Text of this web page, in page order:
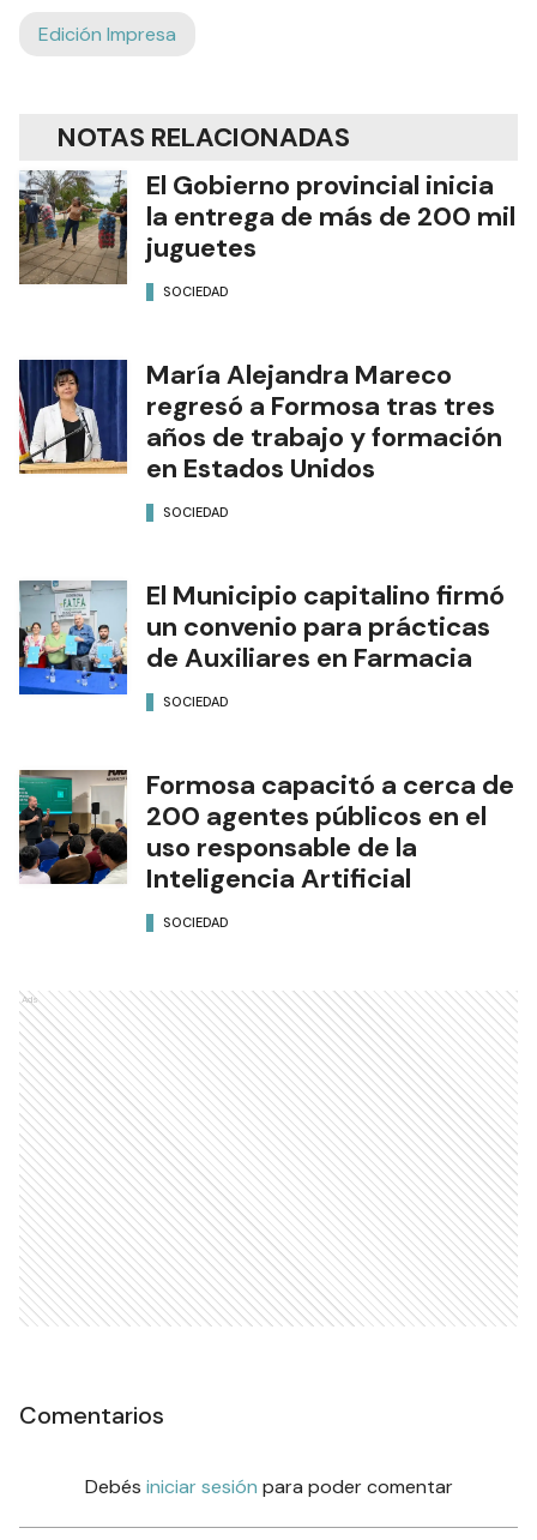
Edición Impresa
NOTAS RELACIONADAS
El Gobierno provincial inicia
la entrega de más de 200 mil
juguetes
SOCIEDAD
María Alejandra Mareco
regresó a Formosa tras tres
años de trabajo y formación
en Estados Unidos
SOCIEDAD
El Municipio capitalino firmó
un convenio para prácticas
de Auxiliares en Farmacia
SOCIEDAD
Formosa capacitó a cerca de
200 agentes públicos en el
uso responsable de la
Inteligencia Artificial
SOCIEDAD
Ads
Comentarios
Debés iniciar sesión para poder comentar